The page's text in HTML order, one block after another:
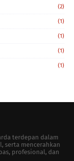
(2)
(1)
(1)
(1)
(1)
terdepan dalam
serta mencerahkan
profesional, dan